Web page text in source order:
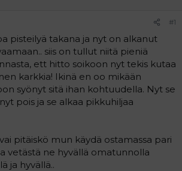
#1
pisteilyä takana ja nyt on alkanut
siis on tullut niitä pieniä
ett hitto soikoon nyt tekis kutaa
karkkia! Ikinä en oo mikään
syönyt sitä ihan kohtuudella. Nyt se
pois ja se alkaa pikkuhiljaa
pitäiskö mun käydä ostamassa pari
vetästä ne hyvällä omatunnolla
ja hyvällä..